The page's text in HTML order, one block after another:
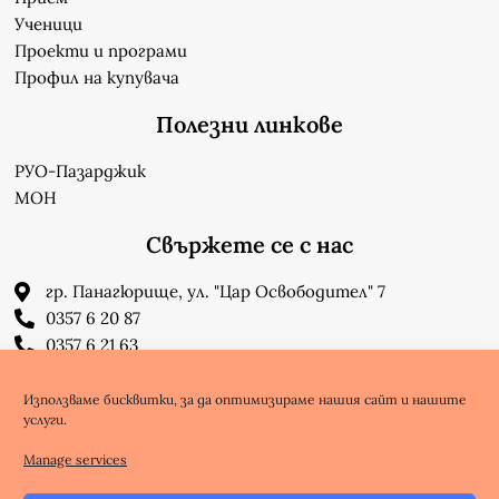
Използваме бисквитки, за да оптимизираме нашия сайт и нашите
услуги.
Manage services
Ученици
Проекти и програми
Профил на купувача
Полезни линкове
РУО-Пазарджик
МОН
Свържете се с нас
гр. Панагюрище, ул. "Цар Освободител" 7
0357 6 20 87
0357 6 21 63
info-1302623@edu.mon.bg
Facebook
Youtube